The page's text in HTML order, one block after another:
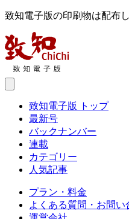
致知電子版の印刷物は配布
致知電子版 トップ
最新号
バックナンバー
連載
カテゴリー
人気記事
プラン・料金
よくある質問・お問い